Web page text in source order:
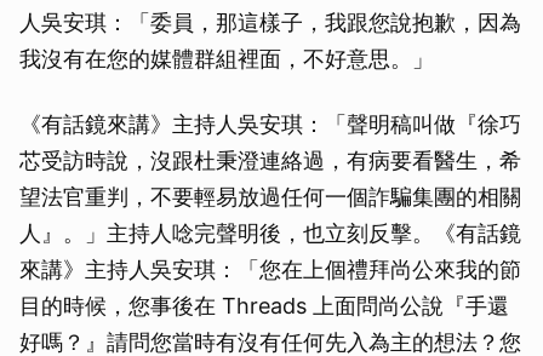
人吳安琪：「委員，那這樣子，我跟您說抱歉，因為
我沒有在您的媒體群組裡面，不好意思。」
《有話鏡來講》主持人吳安琪：「聲明稿叫做『徐巧
芯受訪時說，沒跟杜秉澄連絡過，有病要看醫生，希
望法官重判，不要輕易放過任何一個詐騙集團的相關
人』。」主持人唸完聲明後，也立刻反擊。《有話鏡
來講》主持人吳安琪：「您在上個禮拜尚公來我的節
目的時候，您事後在 Threads 上面問尚公說『手還
好嗎？』請問您當時有沒有任何先入為主的想法？您